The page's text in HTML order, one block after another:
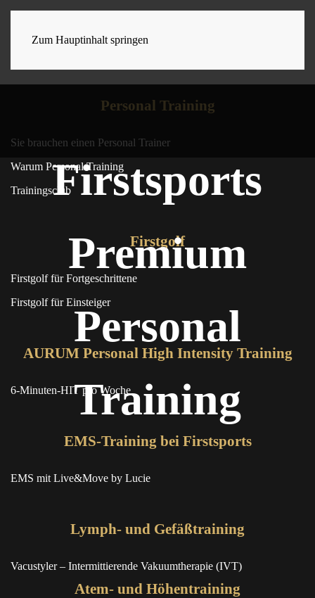
Zum Hauptinhalt springen
Personal Training
Sie brauchen einen Personal Trainer
Warum Personal Training
Trainingsclub
Firstgolf
Firstgolf für Fortgeschrittene
Firstgolf für Einsteiger
AURUM Personal High Intensity Training
6-Minuten-HIT pro Woche
EMS-Training bei Firstsports
EMS mit Live&Move by Lucie
Lymph- und Gefäßtraining
Vacustyler – Intermittierende Vakuumtherapie (IVT)
Atem- und Höhentraining
Firstsports
Premium
Personal
Training